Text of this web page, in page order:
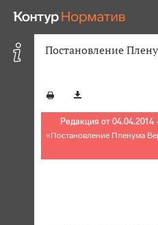
Постановление
Редакция от
«Постановление Пленума